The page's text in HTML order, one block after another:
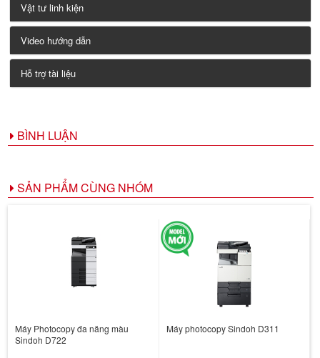
Vật tư linh kiện
Video hướng dẫn
Hỗ trợ tài liệu
BÌNH LUẬN
SẢN PHẨM CÙNG NHÓM
Máy Photocopy đa năng màu
Sindoh D722
Máy photocopy Sindoh D311